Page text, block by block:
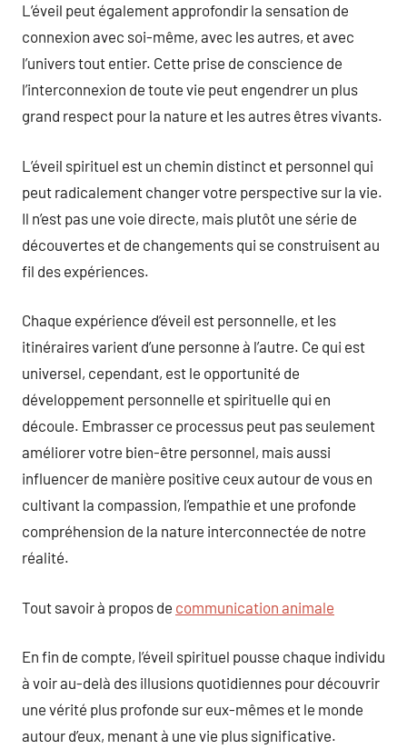
L’éveil peut également approfondir la sensation de
connexion avec soi-même, avec les autres, et avec
l’univers tout entier. Cette prise de conscience de
l’interconnexion de toute vie peut engendrer un plus
grand respect pour la nature et les autres êtres vivants.
L’éveil spirituel est un chemin distinct et personnel qui
peut radicalement changer votre perspective sur la vie.
Il n’est pas une voie directe, mais plutôt une série de
découvertes et de changements qui se construisent au
fil des expériences.
Chaque expérience d’éveil est personnelle, et les
itinéraires varient d’une personne à l’autre. Ce qui est
universel, cependant, est le opportunité de
développement personnelle et spirituelle qui en
découle. Embrasser ce processus peut pas seulement
améliorer votre bien-être personnel, mais aussi
influencer de manière positive ceux autour de vous en
cultivant la compassion, l’empathie et une profonde
compréhension de la nature interconnectée de notre
réalité.
Tout savoir à propos de communication animale
En fin de compte, l’éveil spirituel pousse chaque individu
à voir au-delà des illusions quotidiennes pour découvrir
une vérité plus profonde sur eux-mêmes et le monde
autour d’eux, menant à une vie plus significative.